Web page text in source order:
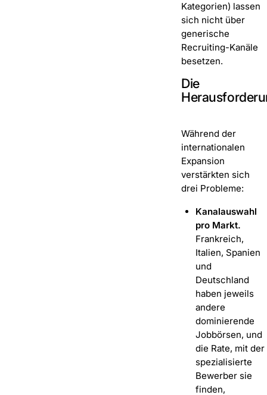
Kategorien) lassen
sich nicht über
generische
Recruiting-Kanäle
besetzen.
Die
Während der
internationalen
Expansion
verstärkten sich
drei Probleme:
Kanalauswahl
pro Markt.
Frankreich,
Italien, Spanien
und
Deutschland
haben jeweils
andere
dominierende
Jobbörsen, und
die Rate, mit der
spezialisierte
Bewerber sie
finden,